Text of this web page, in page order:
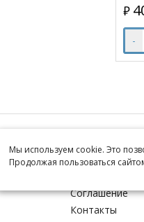
₽
-
О компании
Соглашение
Контакты
Мы используем cookie. Это
Продолжая пользоваться